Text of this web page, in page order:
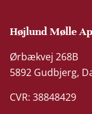
Højlund Mølle
Ørbækvej 268B
5892 Gudbjerg,
CVR: 38848429